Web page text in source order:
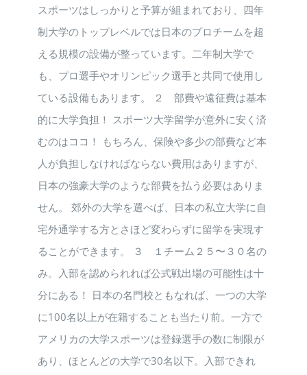
スポーツはしっかりと予算が組まれており、四年
制大学のトップレベルでは日本のプロチームを超
える規模の設備が整っています。二年制大学で
も、プロ選手やオリンピック選手と共同で使用し
ている設備もあります。 ２ 部費や遠征費は基本
的に大学負担！ スポーツ大学留学が意外に安く済
むのはココ！ もちろん、保険や多少の部費など本
人が負担しなければならない費用はありますが、
日本の強豪大学のような部費を払う必要はありま
せん。 郊外の大学を選べば、日本の私立大学に自
宅外通学する方とさほど変わらずに留学を実現す
ることができます。 ３ １チーム２５〜３０名の
み。入部を認められれば公式戦出場の可能性は十
分にある！ 日本の名門校ともなれば、一つの大学
に100名以上が在籍することも当たり前。一方で
アメリカの大学スポーツは登録選手の数に制限が
あり、ほとんどの大学で30名以下。入部できれ